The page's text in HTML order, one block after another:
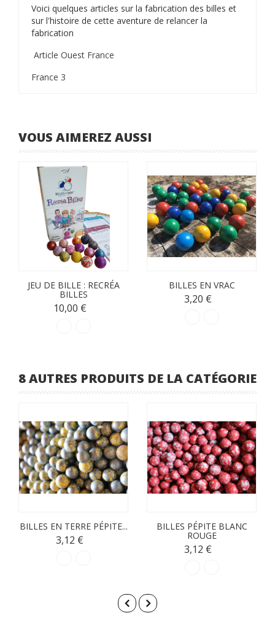
Voici quelques articles sur la fabrication des billes et
sur l'histoire de cette aventure de relancer la
fabrication
Article Ouest France
France 3
VOUS AIMEREZ AUSSI
JEU DE BILLE : RECRÉA
BILLES
10,00 €
BILLES EN VRAC
3,20 €
8 AUTRES PRODUITS DE LA CATÉGORIE
BILLES EN TERRE PÉPITE...
3,12 €
BILLES PÉPITE BLANC
ROUGE
3,12 €